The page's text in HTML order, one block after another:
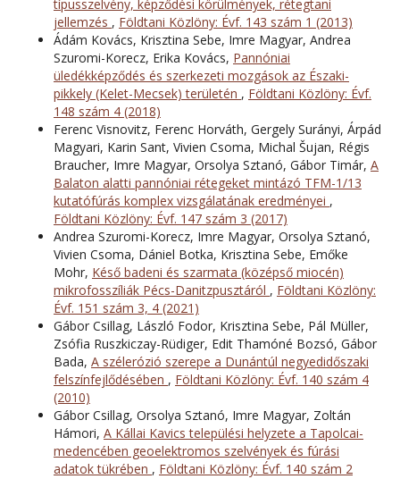
típusszelvény, képződési körülmények, rétegtani
jellemzés , Földtani Közlöny: Évf. 143 szám 1 (2013)
Ádám Kovács, Krisztina Sebe, Imre Magyar, Andrea
Szuromi-Korecz, Erika Kovács, Pannóniai
üledékképződés és szerkezeti mozgások az Északi-
pikkely (Kelet-Mecsek) területén , Földtani Közlöny: Évf.
148 szám 4 (2018)
Ferenc Visnovitz, Ferenc Horváth, Gergely Surányi, Árpád
Magyari, Karin Sant, Vivien Csoma, Michal Šujan, Régis
Braucher, Imre Magyar, Orsolya Sztanó, Gábor Timár, A
Balaton alatti pannóniai rétegeket mintázó TFM-1/13
kutatófúrás komplex vizsgálatának eredményei ,
Földtani Közlöny: Évf. 147 szám 3 (2017)
Andrea Szuromi-Korecz, Imre Magyar, Orsolya Sztanó,
Vivien Csoma, Dániel Botka, Krisztina Sebe, Emőke
Mohr, Késő badeni és szarmata (középső miocén)
mikrofosszíliák Pécs-Danitzpusztáról , Földtani Közlöny:
Évf. 151 szám 3, 4 (2021)
Gábor Csillag, László Fodor, Krisztina Sebe, Pál Müller,
Zsófia Ruszkiczay-Rüdiger, Edit Thamóné Bozsó, Gábor
Bada, A szélerózió szerepe a Dunántúl negyedidőszaki
felszínfejlődésében , Földtani Közlöny: Évf. 140 szám 4
(2010)
Gábor Csillag, Orsolya Sztanó, Imre Magyar, Zoltán
Hámori, A Kállai Kavics települési helyzete a Tapolcai-
medencében geoelektromos szelvények és fúrási
adatok tükrében , Földtani Közlöny: Évf. 140 szám 2